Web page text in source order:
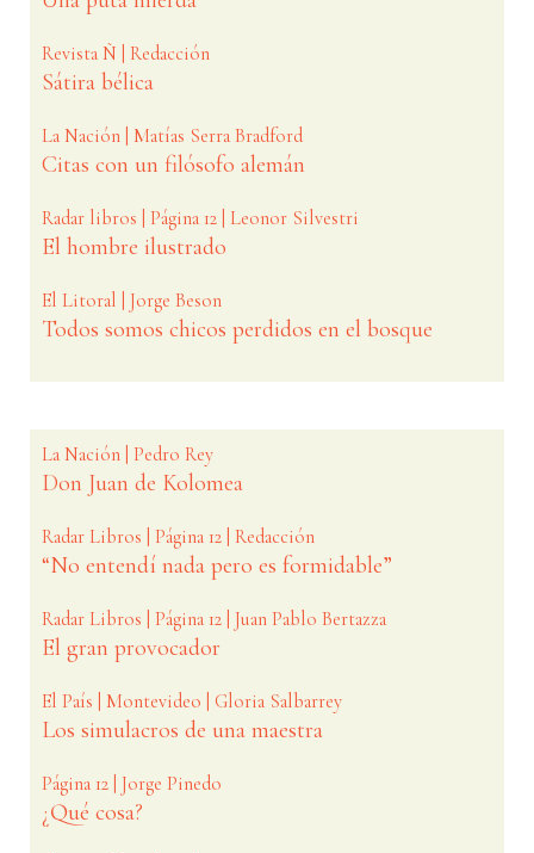
Revista Ñ | Redacción
Sátira bélica
La Nación | Matías Serra Bradford
Citas con un filósofo alemán
Radar libros | Página 12 | Leonor Silvestri
El hombre ilustrado
El Litoral | Jorge Beson
Todos somos chicos perdidos en el bosque
La Nación | Pedro Rey
Don Juan de Kolomea
Radar Libros | Página 12 | Redacción
“No entendí nada pero es formidable”
Radar Libros | Página 12 | Juan Pablo Bertazza
El gran provocador
El País | Montevideo | Gloria Salbarrey
Los simulacros de una maestra
Página 12 | Jorge Pinedo
¿Qué cosa?